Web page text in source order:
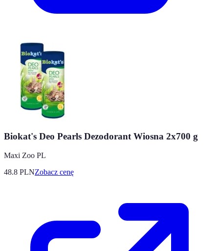
Biokat's Deo Pearls Dezodorant Wiosna 2x700 g
Maxi Zoo PL
48.8 PLNZobacz cenę